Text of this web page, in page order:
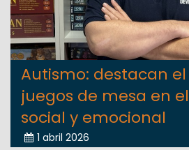
Autismo: destacan
juegos de mesa en
social y emocional
1 abril 2026